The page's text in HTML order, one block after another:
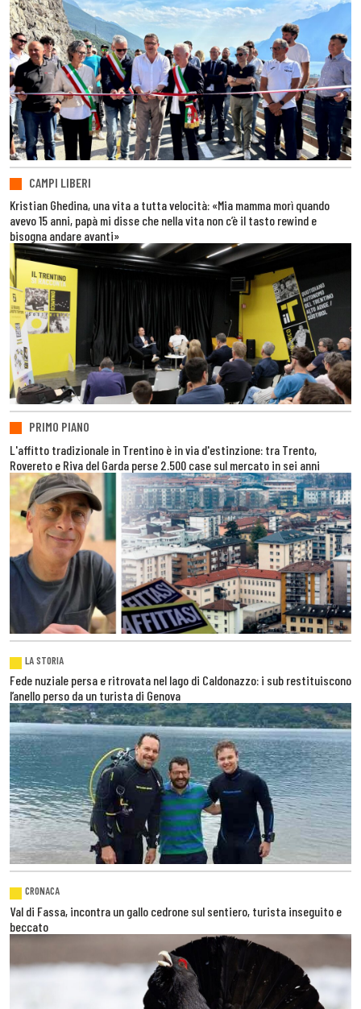
CAMPI LIBERI
Kristian Ghedina, una vita a tutta velocità: «Mia mamma morì quando
avevo 15 anni, papà mi disse che nella vita non c’è il tasto rewind e
bisogna andare avanti»
PRIMO PIANO
L'affitto tradizionale in Trentino è in via d'estinzione: tra Trento,
Rovereto e Riva del Garda perse 2.500 case sul mercato in sei anni
LA STORIA
Fede nuziale persa e ritrovata nel lago di Caldonazzo: i sub restituiscono
l’anello perso da un turista di Genova
CRONACA
Val di Fassa, incontra un gallo cedrone sul sentiero, turista inseguito e
beccato